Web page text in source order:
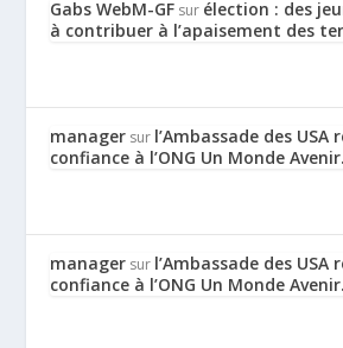
Gabs WebM-GF sur élection : des
à contribuer à l’apaisement des
manager sur l’Ambassade des USA
confiance à l’ONG Un Monde Avenir.
manager sur l’Ambassade des USA
confiance à l’ONG Un Monde Avenir.